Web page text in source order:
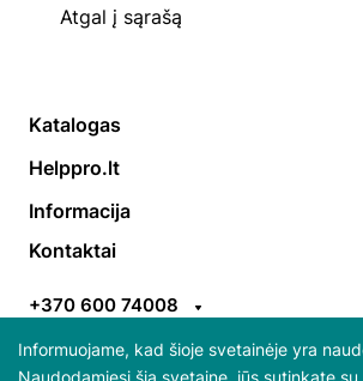
Atgal į sąrašą
Katalogas
Prekės / aksesuarai
Akcijos
Prekiniai ženklai
Helppro.lt
EGS
ES parama
Informacija
Pristatymo taisyklės
Pirkimo-pardavimo taisyklės
Kontaktai
+370 600 74008
info@helppro.lt
Informuojame, kad šioje svetainėje yra
Naudodamiesi šia svetaine, jūs sutinkate su